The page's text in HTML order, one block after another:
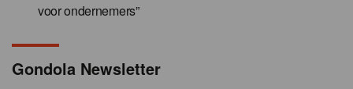
voor ondernemers”
Gondola Newsletter